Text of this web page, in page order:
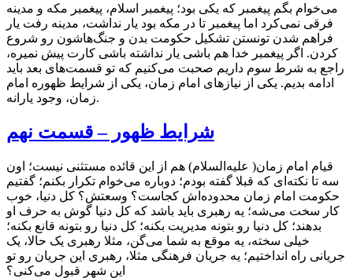
می‌خوام بگم پیغمبر که یکی بود؛ پیغمبر اسلام، پیغمبر مکه و مدینه
فرقی نمی‌کرد اما پیغمبر تا در مکه بود یار نداشت، مدینه رفت یار
فراهم شدن تونستن تشکیل حکومت بدن و جنگ‌هاشون رو شروع
کردن. اگر پیغمبر خدا هم باشی یار نداشته باشی کارت پیش نمیره،
راجع ‌به شرط سوم داریم صحبت می‌کنیم که تو قسمت‌های بعد باید
ادامه بدیم. یکی از نیازهای امام زمان، یکی از شرایط ظهوره امام
زمان، وجود یارانه.
شرایط ظهور – قسمت نهم
قیام امام زمان( علیه‌السلام) هم از این قائده مستثنی نیست؛ اون
سه تا نکته‌ای که قبلا گفته بودم؛ دوباره می‌خوام تکرار بکنم؛ گفتیم
حکومت امام زمان محدوده‌اش کجاست؟ وسعتش؟ کل دنیا، خوب
کار سخت می‌شه؛ یه رهبری باید باشد که کل دنیا گوش به حرف او
بدهند؛ کل دنیا رو بتونه مدیریت بکنه؛ کل دنیا رو بتونه قانع بکنه؛
خیلی سخته، یه موقع به شما می‌گن، مثلا رهبری یک حالا، یک
جریانی راه انداختیم؛ یه جریان فرهنگی مثلا، رهبری این جریان رو تو
این شهر قبول می‌کنی؟